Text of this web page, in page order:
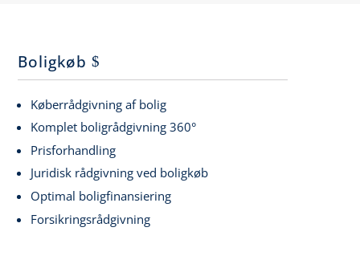
Boligkøb
Køberrådgivning af bolig
Komplet boligrådgivning 360°
Prisforhandling
Juridisk rådgivning ved boligkøb
Optimal boligfinansiering
Forsikringsrådgivning